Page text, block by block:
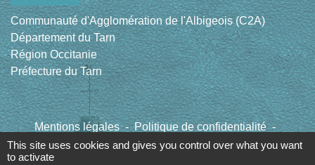
Communauté d'Agglomération de l'Albigeois (C2A)
Département du Tarn
Région Occitanie
Préfecture du Tarn
Mentions légales - Politique de confidentialité -
Accessibilité - Plan du site - Gestion des cookies
This site uses cookies and gives you control over what you want
to activate